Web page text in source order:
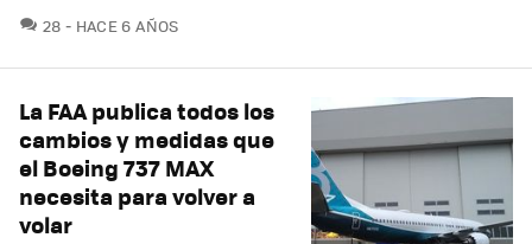
28 COMENTARIOS
HACE 6 AÑOS
La FAA publica todos los
cambios y medidas que
el Boeing 737 MAX
necesita para volver a
volar